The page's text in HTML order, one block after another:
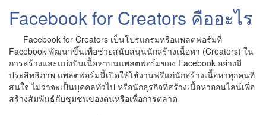
Facebook for Creators คืออะไร
Facebook for Creators เป็นโปรแกรมหรือแพลตฟอร์มที่
Facebook พัฒนาขึ้นเพื่อช่วยสนับสนุนนักสร้างเนื้อหา (Creators) ใน
การสร้างและแบ่งปันเนื้อหาบนแพลตฟอร์มของ Facebook อย่างมี
ประสิทธิภาพ แพลตฟอร์มนี้เปิดให้ใช้งานฟรีแก่นักสร้างเนื้อหาทุกคนที่
สนใจ ไม่ว่าจะเป็นบุคคลทั่วไป หรือนักธุรกิจที่สร้างเนื้อหาออนไลน์เพื่อ
สร้างสัมพันธ์กับชุมชนของตนหรือเพื่อการตลาด